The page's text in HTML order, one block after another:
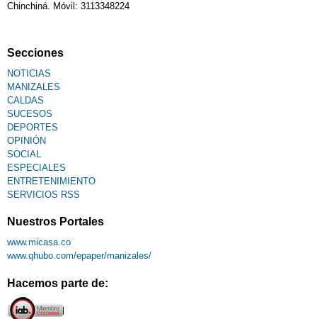
Chinchiná. Móvil: 3113348224
Secciones
NOTICIAS
MANIZALES
CALDAS
SUCESOS
DEPORTES
OPINIÓN
SOCIAL
ESPECIALES
ENTRETENIMIENTO
SERVICIOS RSS
Nuestros Portales
www.micasa.co
www.qhubo.com/epaper/manizales/
Hacemos parte de: